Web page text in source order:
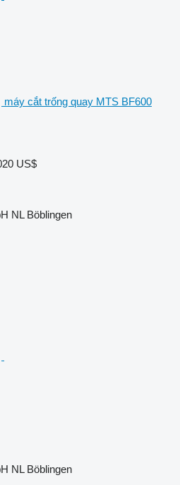
máy cắt trống quay MTS BF600
US$
NL Böblingen
NL Böblingen